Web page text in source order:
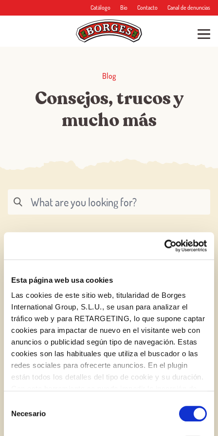
Esta página web usa cookies
Las cookies de este sitio web, titularidad de Borges
International Group, S.L.U., se usan para analizar el
tráfico web y para RETARGETING, lo que supone captar
cookies para impactar de nuevo en el visitante web con
anuncios o publicidad según tipo de navegación. Estas
cookies son las habituales que utiliza el buscador o las
redes sociales para ofrecerte anuncios. En el plugin
están todos los detalles del tipo de cookie y su duración.
la web aparece cómo evitar las cookies en el navegador.
Si se desea ver otra vez esta notificación navegar en
Necesario
Catálogo Bio Contacto Canal de denuncias
Blog
Consejos, trucos y
mucho más